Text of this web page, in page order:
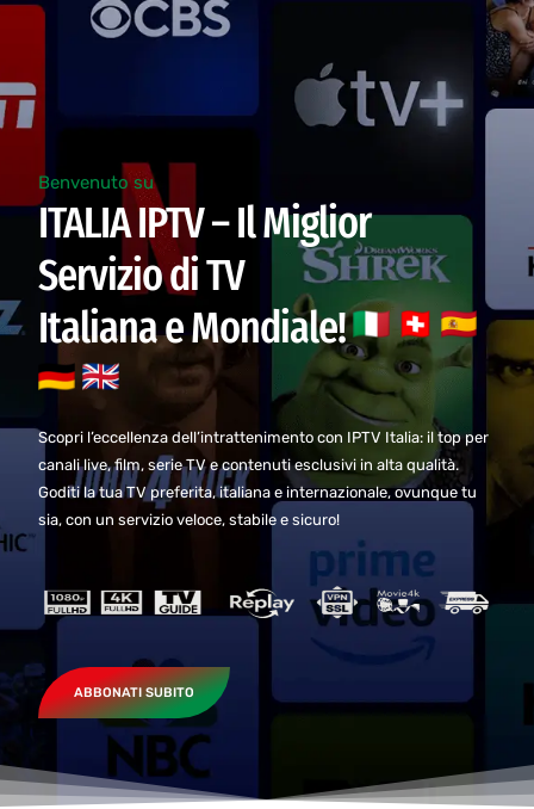
Benvenuto su
ITALIA IPTV – Il Miglior
Servizio di TV
Italiana e Mondiale!
Scopri l’eccellenza dell’intrattenimento con IPTV Italia: il top per
canali live, film, serie TV e contenuti esclusivi in alta qualità.
Goditi la tua TV preferita, italiana e internazionale, ovunque tu
sia, con un servizio veloce, stabile e sicuro!
ABBONATI SUBITO